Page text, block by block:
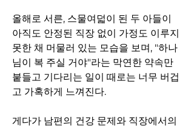
올해로 서른, 스물여덟이 된 두 아들이
아직도 안정된 직장 없이 가정도 이루지
못한 채 머물러 있는 모습을 보며, "하나
님이 복 주실 거야"라는 막연한 약속만
붙들고 기다리는 일이 때로는 너무 버겁
고 가혹하게 느껴진다.
게다가 남편의 건강 문제와 직장에서의